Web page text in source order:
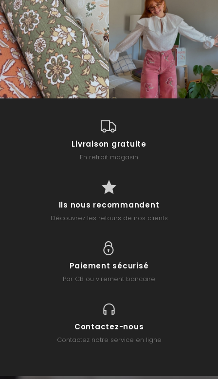
Livraison gratuite
En retrait magasin
Ils nous recommandent
Découvrez les retours de nos clients
Paiement sécurisé
Par CB ou virement bancaire
Contactez-nous
Contactez notre service en ligne